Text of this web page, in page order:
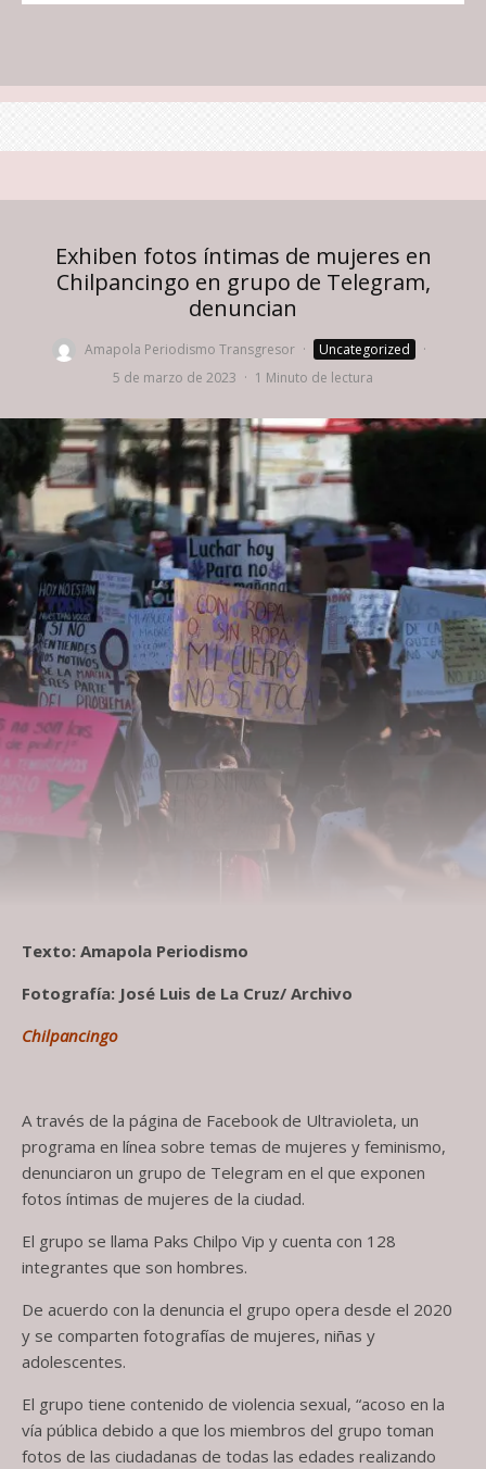
Exhiben fotos íntimas de mujeres en
Chilpancingo en grupo de Telegram,
denuncian
Amapola Periodismo Transgresor · Uncategorized
·
5 de marzo de 2023 · 1 Minuto de lectura
Texto: Amapola Periodismo
Fotografía: José Luis de La Cruz/ Archivo
Chilpancingo
A través de la página de Facebook de Ultravioleta, un
programa en línea sobre temas de mujeres y feminismo,
denunciaron un grupo de Telegram en el que exponen
fotos íntimas de mujeres de la ciudad.
El grupo se llama Paks Chilpo Vip y cuenta con 128
integrantes que son hombres.
De acuerdo con la denuncia el grupo opera desde el 2020
y se comparten fotografías de mujeres, niñas y
adolescentes.
El grupo tiene contenido de violencia sexual, “acoso en la
vía pública debido a que los miembros del grupo toman
fotos de las ciudadanas de todas las edades realizando